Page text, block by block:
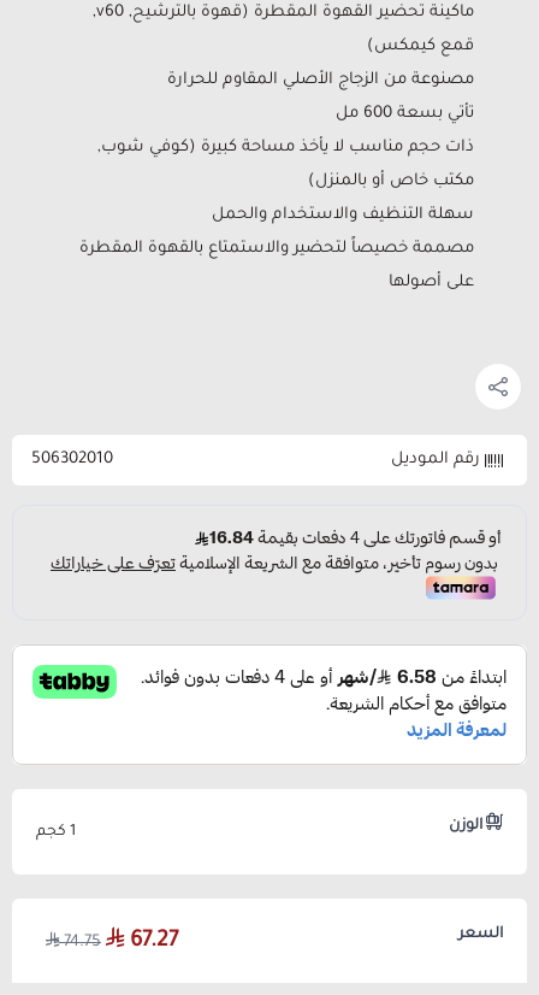
ماكينة تحضير القهوة المقطرة (قهوة بالترشيح, v60,
قمع كيمكس)
مصنوعة من الزجاج الأصلي المقاوم للحرارة
تأتي بسعة 600 مل
ذات حجم مناسب لا يأخذ مساحة كبيرة (كوفي شوب,
مكتب خاص أو بالمنزل)
سهلة التنظيف والاستخدام والحمل
مصممة خصيصاً لتحضير والاستمتاع بالقهوة المقطرة
على أصولها
رقم الموديل 506302010
الوزن 1 كجم
السعر 67.27
74.75